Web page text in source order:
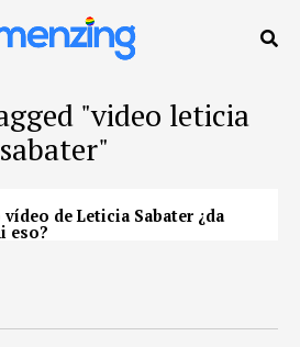
"video leticia
sabater"
vídeo de Leticia Sabater ¿da
eso?